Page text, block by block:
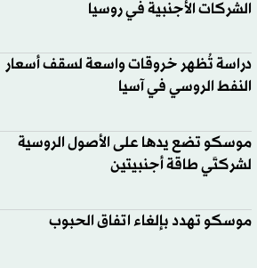
الشركات الأجنبية في روسيا
دراسة تُظهر خروقات واسعة لسقف أسعار
النفط الروسي في آسيا
موسكو تضع يدها على الأصول الروسية
لشركتَي طاقة أجنبيتين
موسكو تهدد بإلغاء اتفاق الحبوب